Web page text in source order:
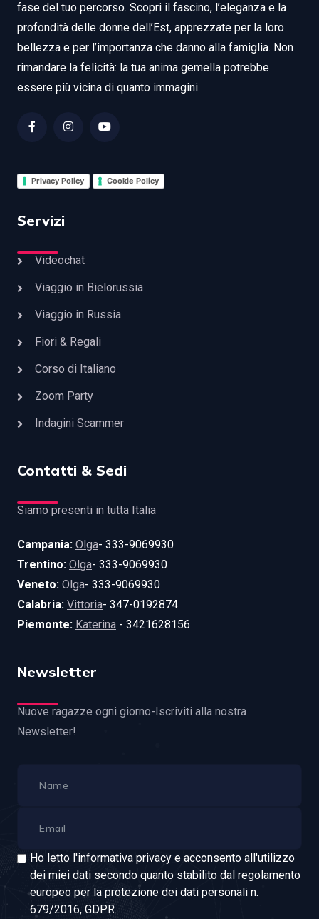
fase del tuo percorso. Scopri il fascino, l’eleganza e la
profondità delle donne dell’Est, apprezzate per la loro
bellezza e per l’importanza che danno alla famiglia. Non
rimandare la felicità: la tua anima gemella potrebbe
essere più vicina di quanto immagini.
Privacy Policy Cookie Policy
Servizi
Videochat
Viaggio in Bielorussia
Viaggio in Russia
Fiori & Regali
Corso di Italiano
Zoom Party
Indagini Scammer
Contatti & Sedi
Siamo presenti in tutta Italia
Campania: Olga- 333-9069930
Trentino: Olga- 333-9069930
Veneto: Olga- 333-9069930
Calabria: Vittoria- 347-0192874
Piemonte: Katerina - 3421628156
Newsletter
Nuove ragazze ogni giorno-Iscriviti alla nostra
Newsletter!
Ho letto l'informativa privacy e acconsento all'utilizzo
dei miei dati secondo quanto stabilito dal regolamento
europeo per la protezione dei dati personali n.
679/2016, GDPR.